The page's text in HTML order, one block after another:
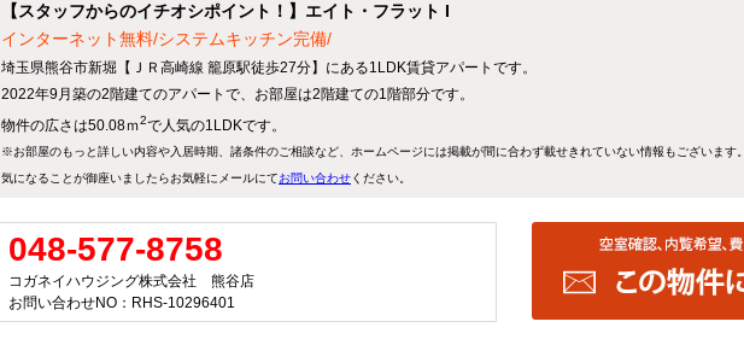
【スタッフからのイチオシポイント！】エイト・フラット I
インターネット無料/システムキッチン完備/
埼玉県熊谷市新堀【ＪＲ高崎線 籠原駅徒歩27分】にある1LDK賃貸アパートです。
2022年9月築の2階建てのアパートで、お部屋は2階建ての1階部分です。
物件の広さは50.08ｍ2で人気の1LDKです。
※お部屋のもっと詳しい内容や入居時期、諸条件のご相談など、ホームページには掲載が間に合わず載せきれていない情報もございます。
気になることが御座いましたらお気軽にメールにてお問い合わせください。
048-577-8758
コガネイハウジング株式会社 熊谷店
お問い合わせNO：RHS-10296401